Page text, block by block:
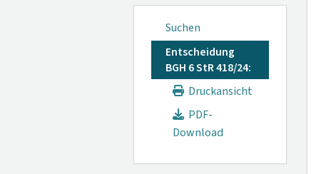
Suchen
Entscheidung
BGH 6 StR 418/24:
Druckansicht
PDF-
Download